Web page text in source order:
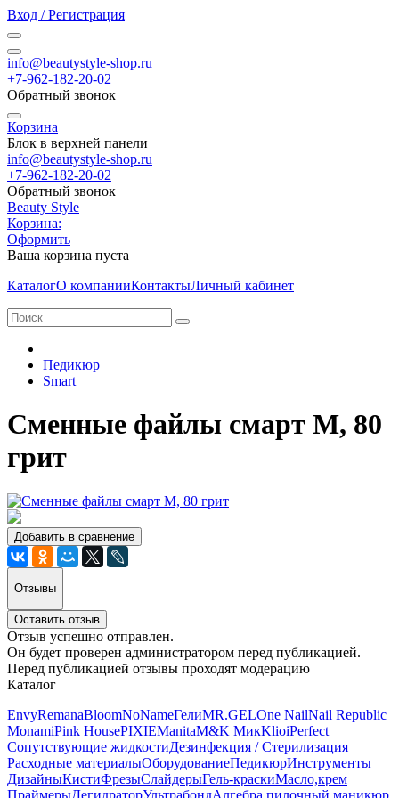
Вход / Регистрация
info@beautystyle-shop.ru
+7-962-182-20-02
Обратный звонок
Корзина
Блок в верхней панели
info@beautystyle-shop.ru
+7-962-182-20-02
Обратный звонок
Beauty Style
Корзина:
Оформить
Ваша корзина пуста
КаталогО компанииКонтактыЛичный кабинет
Педикюр
Smart
Сменные файлы смарт М, 80
грит
Добавить в сравнение
Отзывы
Оставить отзыв
Отзыв успешно отправлен.
Он будет проверен администратором перед публикацией.
Перед публикацией отзывы проходят модерацию
Каталог
EnvyRemanaBloomNoNameГелиMR.GELOne NailNail Republic
MonamiPink HousePIXIEManitaM&K МикKlioiPerfect
Сопутствующие жидкостиДезинфекция / Стерилизация
Расходные материалыОборудованиеПедикюрИнструменты
ДизайныКистиФрезыСлайдерыГель-краскиМасло,крем
ПраймерыДегидраторУльтрабондАлгебра пилочный маникюр